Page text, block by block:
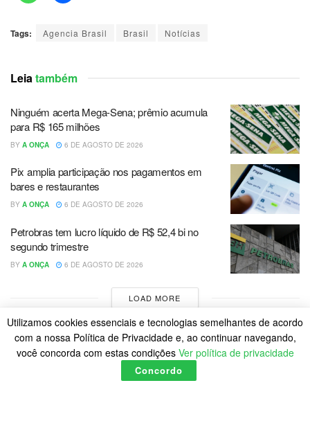
Tags: Agencia Brasil Brasil Notícias
Leiatambém
Ninguém acerta Mega-Sena; prêmio acumula
para R$ 165 milhões
BY A ONÇA 6 DE AGOSTO DE 2026
Pix amplia participação nos pagamentos em
bares e restaurantes
BY A ONÇA 6 DE AGOSTO DE 2026
Petrobras tem lucro líquido de R$ 52,4 bi no
segundo trimestre
BY A ONÇA 6 DE AGOSTO DE 2026
LOAD MORE
Utilizamos cookies essenciais e tecnologias semelhantes de acordo
com a nossa Política de Privacidade e, ao continuar navegando,
você concorda com estas condições Ver política de privacidade
Concordo